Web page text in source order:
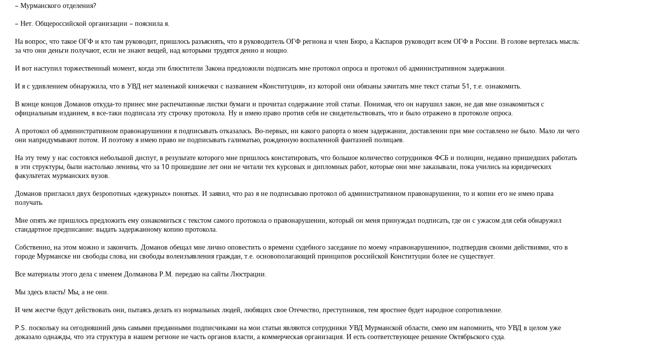
– Мурманского отделения?
– Нет. Общероссийской организации – пояснила я.
На вопрос, что такое ОГФ и кто там руководит, пришлось разъяснять, что я руководитель ОГФ региона и член Бюро, а Каспаров руководит всем ОГФ в России. В голове вертелась мысль:
за что они деньги получают, если не знают вещей, над которыми трудятся денно и нощно.
И вот наступил торжественный момент, когда эти блюстители Закона предложили подписать мне протокол опроса и протокол об административном задержании.
И я с удивлением обнаружила, что в УВД нет маленькой книжечки с названием «Конституция», из которой они обязаны зачитать мне текст статьи 51, т.е. ознакомить.
В конце концов Доманов откуда-то принес мне распечатанные листки бумаги и прочитал содержание этой статьи. Понимая, что он нарушил закон, не дав мне ознакомиться с
официальным изданием, я все-таки подписала эту строчку протокола. Ну и имею право против себя не свидетельствовать, что и было отражено в протоколе опроса.
А протокол об административном правонарушении я подписывать отказалась. Во-первых, ни какого рапорта о моем задержании, доставлении при мне составлено не было. Мало ли чего
они напридумывают потом. И поэтому я имею право не подписывать галиматью, рожденную воспаленной фантазией полицаев.
На эту тему у нас состоялся небольшой диспут, в результате которого мне пришлось констатировать, что большое количество сотрудников ФСБ и полиции, недавно пришедших работать
в эти структуры, были настолько ленивы, что за 10 прошедшие лет они не читали тех курсовых и дипломных работ, которые они мне заказывали, пока учились на юридических
факультетах мурманских вузов.
Доманов пригласил двух безропотных «дежурных» понятых. И заявил, что раз я не подписываю протокол об административном правонарушении, то и копии его не имею права
получать.
Мне опять же пришлось предложить ему ознакомиться с текстом самого протокола о правонарушении, который он меня принуждал подписать, где он с ужасом для себя обнаружил
стандартное предписание: выдать задержанному копию протокола.
Собственно, на этом можно и закончить. Доманов обещал мне лично оповестить о времени судебного заседание по моему «правонарушению», подтвердив своими действиями, что в
городе Мурманске ни свободы слова, ни свободы волеизъявления граждан, т.е. основополагающий принципов российской Конституции более не существует.
Все материалы этого дела с именем Долманова Р.М. передаю на сайты Люстрации.
Мы здесь власть! Мы, а не они.
И чем жестче будут действовать они, пытаясь делать из нормальных людей, любящих свое Отечество, преступников, тем яростнее будет народное сопротивление.
P.S. поскольку на сегодняшний день самыми преданными подписчиками на мои статьи являются сотрудники УВД Мурманской области, смею им напомнить, что УВД в целом уже
доказало однажды, что эта структура в нашем регионе не часть органов власти, а коммерческая организация. И есть соответствующее решение Октябрьского суда.